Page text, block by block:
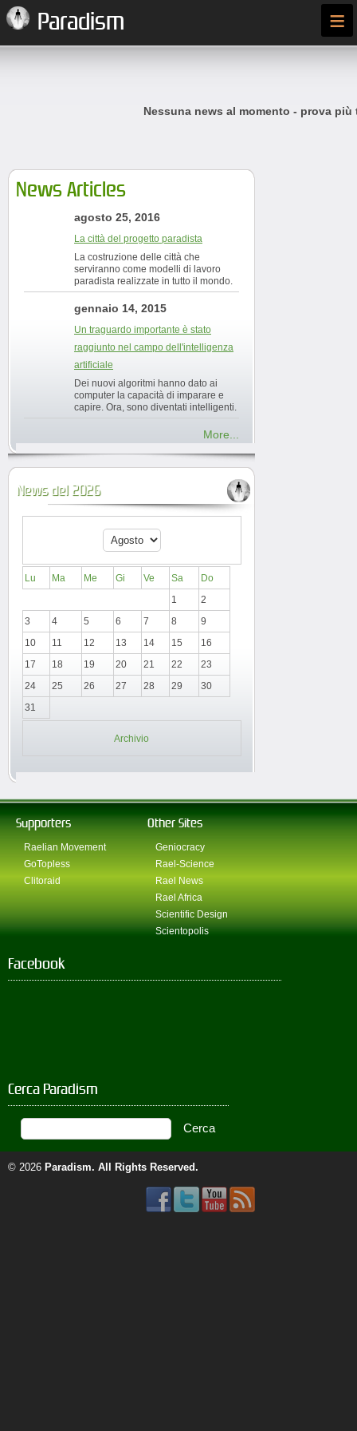
Paradism ≡
Nessuna news al momento - prova più
News Articles
agosto 25, 2016
La città del progetto paradista
La costruzione delle città che
serviranno come modelli di lavoro
paradista realizzate in tutto il mondo.
gennaio 14, 2015
Un traguardo importante è stato
raggiunto nel campo dell'intelligenza
artificiale
Dei nuovi algoritmi hanno dato ai
computer la capacità di imparare e
capire. Ora, sono diventati intelligenti.
More...
News del 2026
Lu Ma Me Gi Ve Sa
Do
1
2
3
4 5 6 7 8
9
10
11 12 13 14 15
16
17
18 19 20 21 22
23
24
25 26 27 28 29
30
31
Archivio
Supporters
Raelian Movement
GoTopless
Clitoraid
Other Sites
Geniocracy
Rael-Science
Rael News
Rael Africa
Scientific Design
Scientopolis
Facebook
Cerca Paradism
© 2026 Paradism. All Rights Reserved.